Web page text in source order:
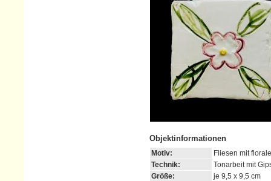
Objektinformationen
Motiv:
Fliesen mit
Technik:
Tonarbeit mit
Größe:
je 9,5 x 9,5 cm